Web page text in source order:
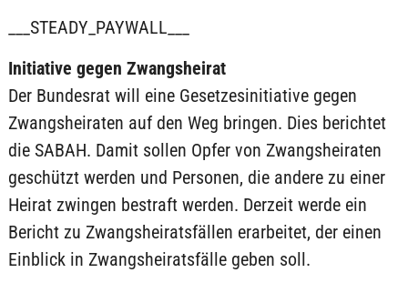
___STEADY_PAYWALL___
Initiative gegen Zwangsheirat
Der Bundesrat will eine Gesetzesinitiative gegen
Zwangsheiraten auf den Weg bringen. Dies berichtet
die SABAH. Damit sollen Opfer von Zwangsheiraten
geschützt werden und Personen, die andere zu einer
Heirat zwingen bestraft werden. Derzeit werde ein
Bericht zu Zwangsheiratsfällen erarbeitet, der einen
Einblick in Zwangsheiratsfälle geben soll.